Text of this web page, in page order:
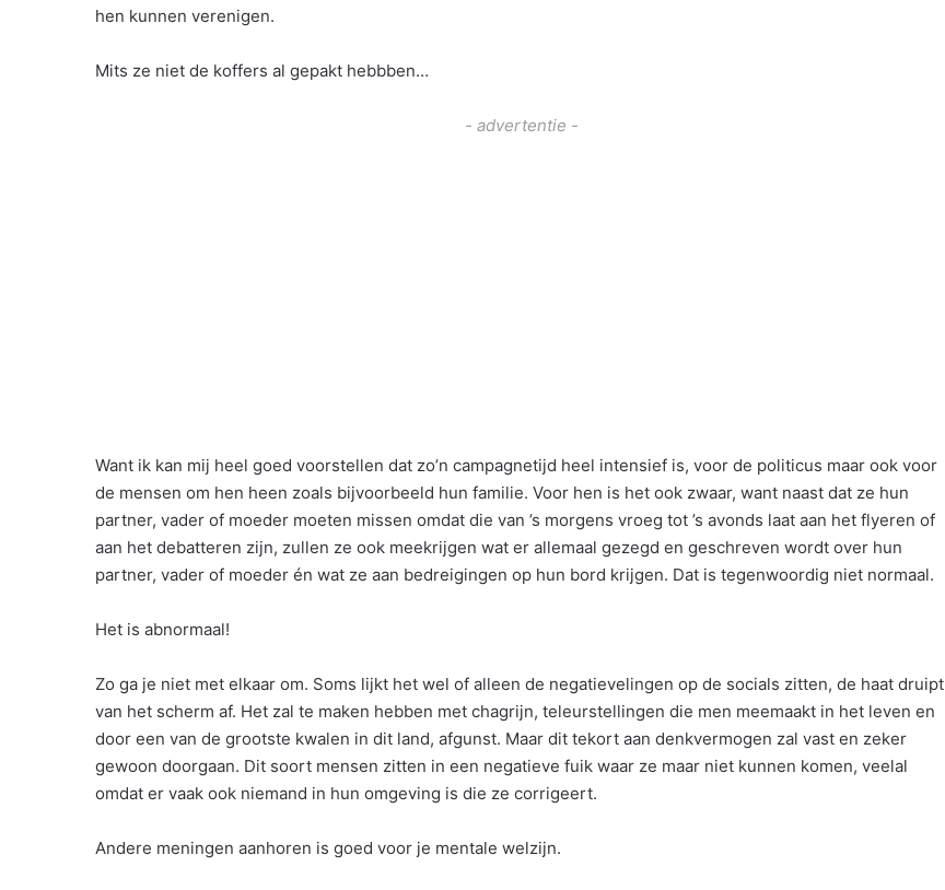
hen kunnen verenigen.
Mits ze niet de koffers al gepakt hebbben…
- advertentie -
Want ik kan mij heel goed voorstellen dat zo’n campagnetijd heel intensief is, voor de politicus maar ook voor
de mensen om hen heen zoals bijvoorbeeld hun familie. Voor hen is het ook zwaar, want naast dat ze hun
partner, vader of moeder moeten missen omdat die van ’s morgens vroeg tot ’s avonds laat aan het flyeren of
aan het debatteren zijn, zullen ze ook meekrijgen wat er allemaal gezegd en geschreven wordt over hun
partner, vader of moeder én wat ze aan bedreigingen op hun bord krijgen. Dat is tegenwoordig niet normaal.
Het is abnormaal!
Zo ga je niet met elkaar om. Soms lijkt het wel of alleen de negatievelingen op de socials zitten, de haat druipt
van het scherm af. Het zal te maken hebben met chagrijn, teleurstellingen die men meemaakt in het leven en
door een van de grootste kwalen in dit land, afgunst. Maar dit tekort aan denkvermogen zal vast en zeker
gewoon doorgaan. Dit soort mensen zitten in een negatieve fuik waar ze maar niet kunnen komen, veelal
omdat er vaak ook niemand in hun omgeving is die ze corrigeert.
Andere meningen aanhoren is goed voor je mentale welzijn.